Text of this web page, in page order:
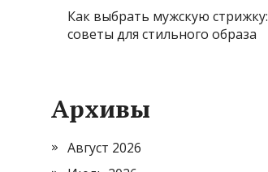
Как выбрать мужскую стрижку:
советы для стильного образа
Архивы
Август 2026